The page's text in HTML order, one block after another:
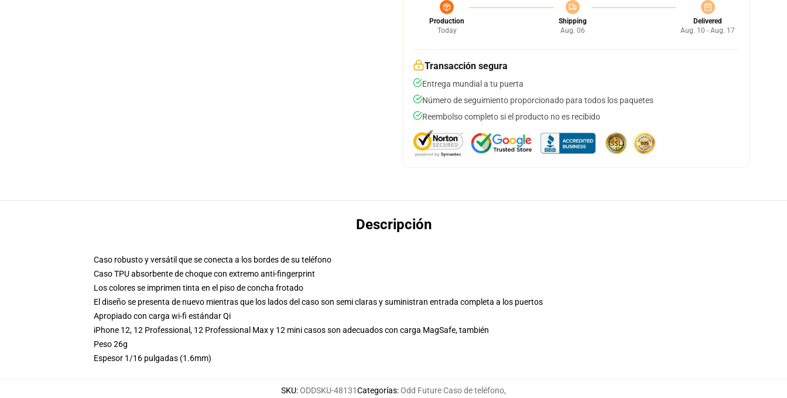
Production
Today
Shipping
Aug. 06
Delivered
Aug. 10 - Aug. 17
Transacción segura
Entrega mundial a tu puerta
Número de seguimiento proporcionado para todos los paquetes
Reembolso completo si el producto no es recibido
Descripción
Caso robusto y versátil que se conecta a los bordes de su teléfono
Caso TPU absorbente de choque con extremo anti-fingerprint
Los colores se imprimen tinta en el piso de concha frotado
El diseño se presenta de nuevo mientras que los lados del caso son semi claras y suministran entrada completa a los puertos
Apropiado con carga wi-fi estándar Qi
iPhone 12, 12 Professional, 12 Professional Max y 12 mini casos son adecuados con carga MagSafe, también
Peso 26g
Espesor 1/16 pulgadas (1.6mm)
SKU:ODDSKU-48131Categorías:Odd Future Caso de teléfono,